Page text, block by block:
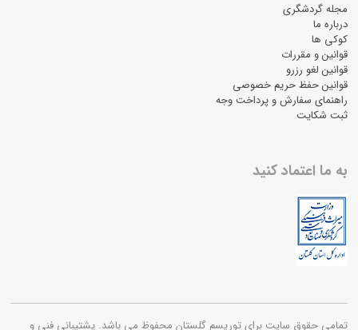
مجله گردشگری
درباره ما
کوکی ها
قوانین و مقررات
قوانین لغو رزرو
قوانین حفظ حریم خصوصی
راهنمای سفارش و پرداخت وجه
ثبت شکایت
به ما اعتماد کنید
تمامی حقوق سایت برای توریسم گلستان محفوظ می باشد. پشتیبانی فنی و